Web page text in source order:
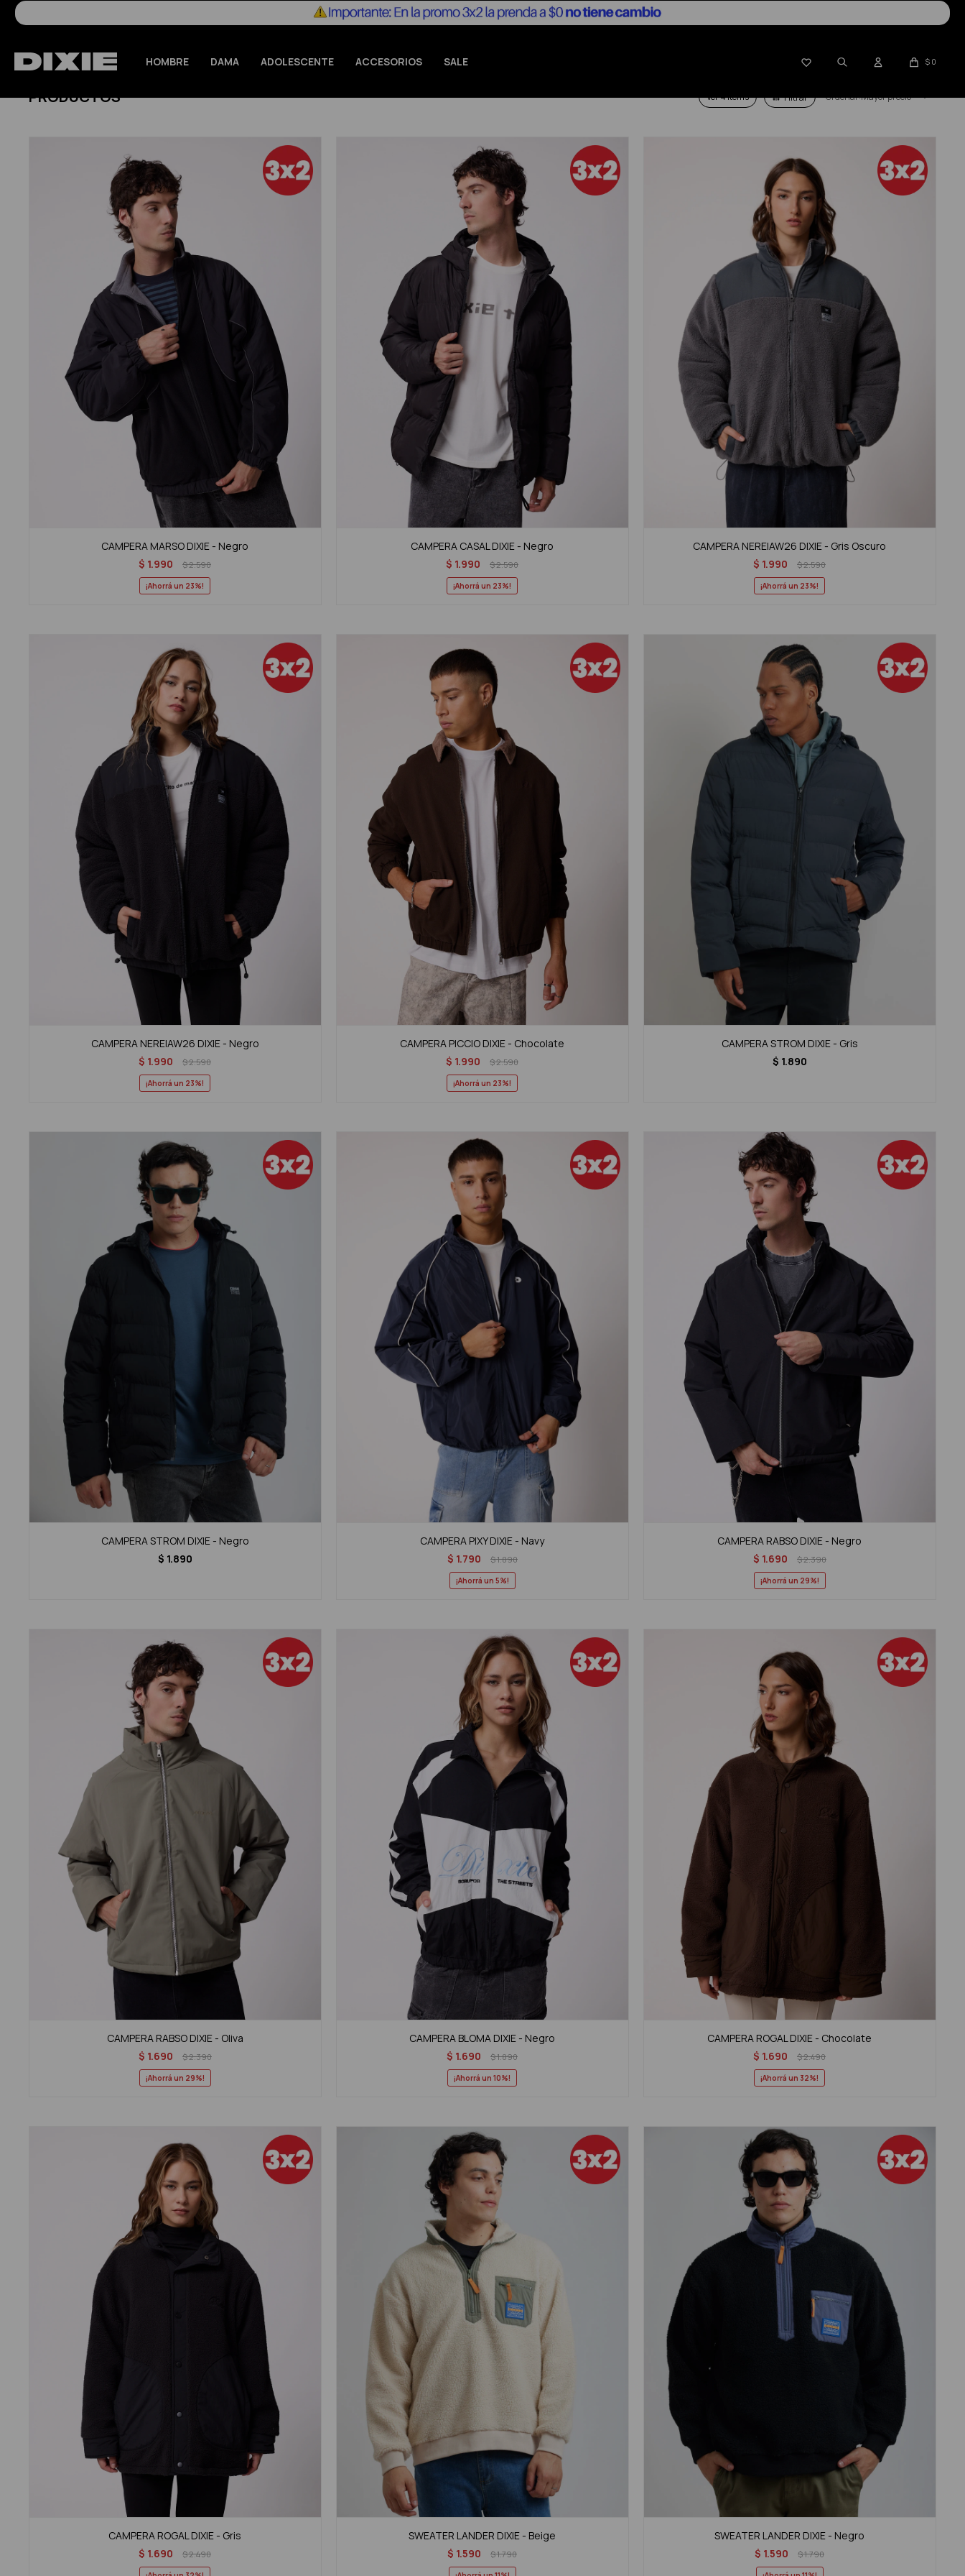
HOMBRE DAMA ADOLESCENTE ACCESORIOS SALE  $ 0
PRODUCTOS Ver Mayor precio
CAMPERA MARSO DIXIE - Negro
$ 1.990 $2.590
23
CAMPERA CASAL DIXIE - Negro
$ 1.990 $2.590
23
CAMPERA NEREIAW26 DIXIE - Gris Oscuro
$ 1.990 $2.590
23
CAMPERA NEREIAW26 DIXIE - Negro
$ 1.990 $2.590
23
CAMPERA PICCIO DIXIE - Chocolate
$ 1.990 $2.590
23
CAMPERA STROM DIXIE - Gris
$ 1.890
CAMPERA STROM DIXIE - Negro
$ 1.890
CAMPERA PIXY DIXIE - Navy
$ 1.790 $1.890
5
CAMPERA RABSO DIXIE - Negro
$ 1.690 $2.390
29
CAMPERA RABSO DIXIE - Oliva
$ 1.690 $2.390
29
CAMPERA BLOMA DIXIE - Negro
$ 1.690 $1.890
10
CAMPERA ROGAL DIXIE - Chocolate
$ 1.690 $2.490
32
CAMPERA ROGAL DIXIE - Gris
$ 1.690 $2.490
SWEATER LANDER DIXIE - Beige
$ 1.590 $1.790
SWEATER LANDER DIXIE - Negro
$ 1.590 $1.790